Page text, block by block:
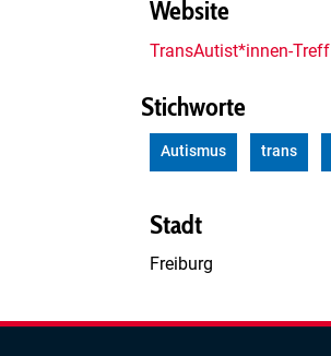
Website
TransAutist*innen-Treff
Stichworte
Autismus trans
Stadt
Freiburg